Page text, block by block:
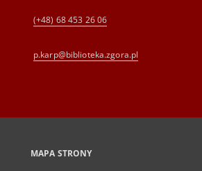
(+48) 68 453 26 06
p.karp@biblioteka.zgora.pl
MAPA STRONY